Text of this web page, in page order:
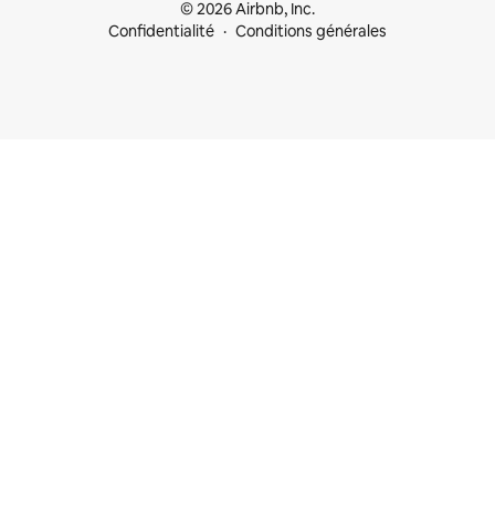
© 2026 Airbnb, Inc.
Confidentialité
Conditions générales